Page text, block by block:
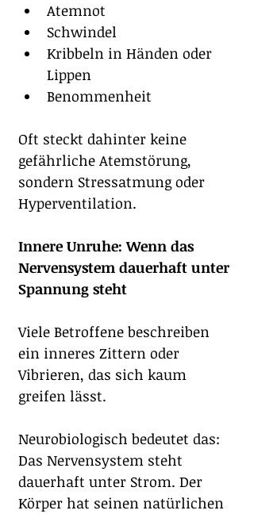
Atemnot
Schwindel
Kribbeln in Händen oder
Lippen
Benommenheit
Oft steckt dahinter keine
gefährliche Atemstörung,
sondern Stressatmung oder
Hyperventilation.
Innere Unruhe: Wenn das
Nervensystem dauerhaft unter
Spannung steht
Viele Betroffene beschreiben
ein inneres Zittern oder
Vibrieren, das sich kaum
greifen lässt.
Neurobiologisch bedeutet das:
Das Nervensystem steht
dauerhaft unter Strom. Der
Körper hat seinen natürlichen